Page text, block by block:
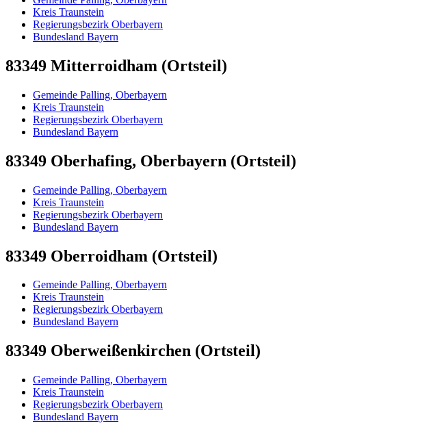
Kreis Traunstein
Regierungsbezirk Oberbayern
Bundesland Bayern
83349 Mitterroidham (Ortsteil)
Gemeinde Palling, Oberbayern
Kreis Traunstein
Regierungsbezirk Oberbayern
Bundesland Bayern
83349 Oberhafing, Oberbayern (Ortsteil)
Gemeinde Palling, Oberbayern
Kreis Traunstein
Regierungsbezirk Oberbayern
Bundesland Bayern
83349 Oberroidham (Ortsteil)
Gemeinde Palling, Oberbayern
Kreis Traunstein
Regierungsbezirk Oberbayern
Bundesland Bayern
83349 Oberweißenkirchen (Ortsteil)
Gemeinde Palling, Oberbayern
Kreis Traunstein
Regierungsbezirk Oberbayern
Bundesland Bayern